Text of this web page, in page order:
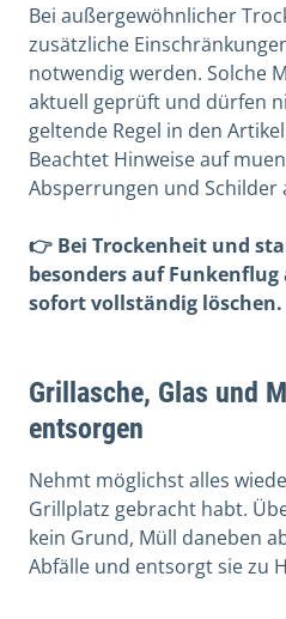
Bei außergewöhnlicher
zusätzliche
notwendig werden. Solche
aktuell geprüft und dürfen
geltende Regel in den
Beachtet Hinweise auf
Absperrungen und Schilder
👉 Bei Trockenheit und
besonders auf
sofort vollständig löschen.
Grillasche, Glas und
entsorgen
Nehmt möglichst alles
Grillplatz gebracht habt.
kein Grund, Müll daneben
Abfälle und entsorgt sie zu